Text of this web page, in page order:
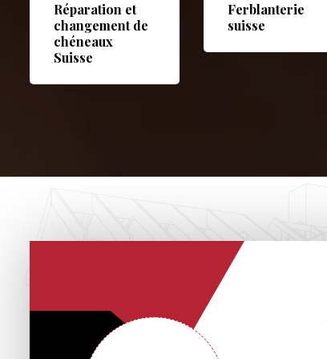
Réparation et
changement de
chéneaux
Suisse
Ferblanterie
suisse